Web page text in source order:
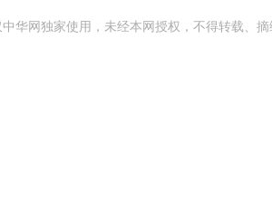
中华网独家使用，未经本网授权，不得转载、摘